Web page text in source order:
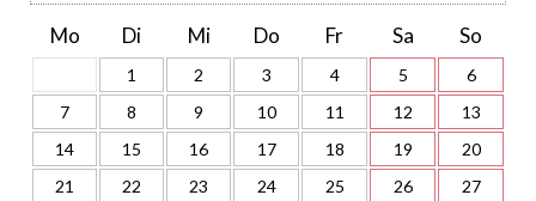
Mo Di Mi Do Fr Sa So
1 2 3 4 5
6
7
8 9 10 11 12
13
14
15 16 17 18 19
20
21
22 23 24 25 26
27